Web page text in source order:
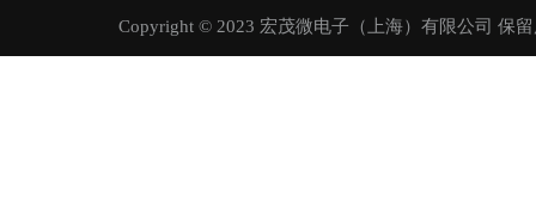
Copyright © 2023 宏茂微电子（上海）有限公司 保